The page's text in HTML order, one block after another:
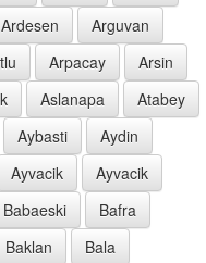
Ardesen
Arguvan
Arpacay
Arsin
Aslanapa
Atabey
Aybasti
Aydin
Ayvacik
Ayvacik
Babaeski
Bafra
Baklan
Bala